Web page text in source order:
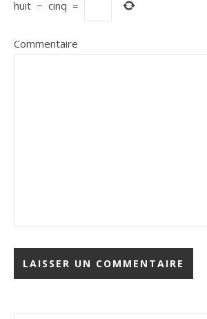
huit − cinq =
Commentaire